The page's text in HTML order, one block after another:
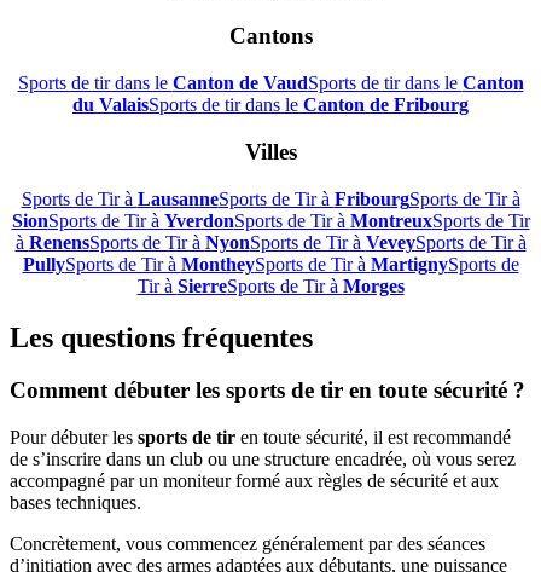
Cantons
Sports de tir dans le Canton de VaudSports de tir dans le Canton
du ValaisSports de tir dans le Canton de Fribourg
Villes
Sports de Tir à LausanneSports de Tir à FribourgSports de Tir à
SionSports de Tir à YverdonSports de Tir à MontreuxSports de Tir
à RenensSports de Tir à NyonSports de Tir à VeveySports de Tir à
PullySports de Tir à MontheySports de Tir à MartignySports de
Tir à SierreSports de Tir à Morges
Les questions fréquentes
Comment débuter les sports de tir en toute sécurité ?
Pour débuter les sports de tir en toute sécurité, il est recommandé
de s’inscrire dans un club ou une structure encadrée, où vous serez
accompagné par un moniteur formé aux règles de sécurité et aux
bases techniques.
Concrètement, vous commencez généralement par des séances
d’initiation avec des armes adaptées aux débutants, une puissance